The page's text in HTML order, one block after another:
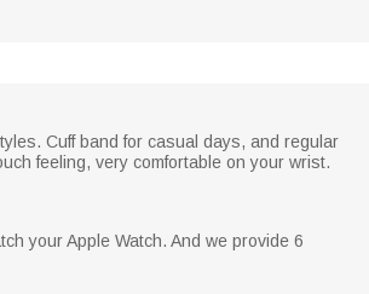
Cuff band for casual days, and regular
feeling, very comfortable on your wrist.
your Apple Watch. And we provide 6